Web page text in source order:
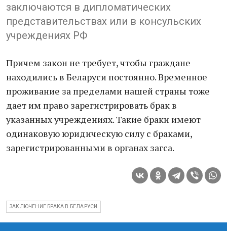
заключаются в дипломатических
представительствах или в консульских
учреждениях РФ
Причем закон не требует, чтобы граждане
находились в Беларуси постоянно. Временное
проживание за пределами нашей страны тоже
дает им право зарегистрировать брак в
указанных учреждениях. Такие браки имеют
одинаковую юридическую силу с браками,
зарегистрированными в органах загса.
ЗАКЛЮЧЕНИЕ БРАКА В БЕЛАРУСИ